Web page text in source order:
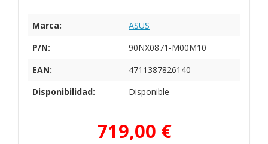
Marca:
ASUS
P/N:
90NX0871-M00M10
EAN:
4711387826140
Disponibilidad:
Disponible
719,00 €